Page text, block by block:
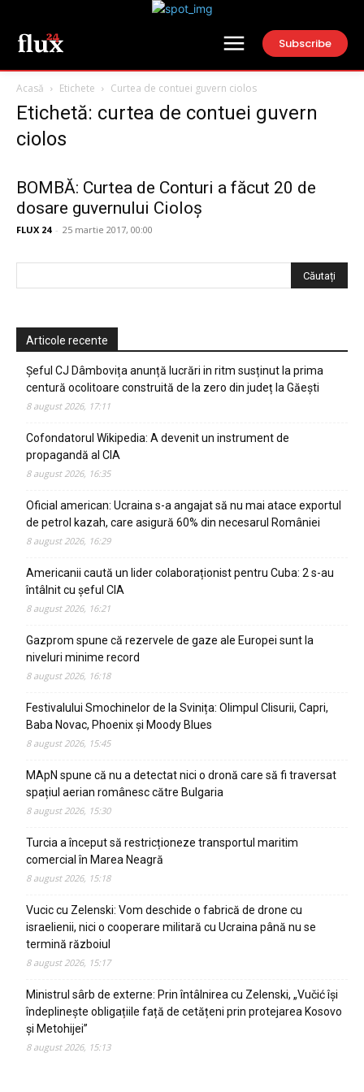
Subscribe
Acasă Etichete Curtea de contuei guvern ciolos
Etichetă: curtea de contuei guvern
ciolos
BOMBĂ: Curtea de Conturi a făcut 20 de
dosare guvernului Cioloș
FLUX 24 - 25 martie 2017, 00:00
Articole recente
Șeful CJ Dâmbovița anunță lucrări in ritm susținut la prima
centură ocolitoare construită de la zero din județ la Găești
8 august 2026, 17:11
Cofondatorul Wikipedia: A devenit un instrument de
propagandă al CIA
8 august 2026, 16:35
Oficial american: Ucraina s-a angajat să nu mai atace exportul
de petrol kazah, care asigură 60% din necesarul României
8 august 2026, 16:29
Americanii caută un lider colaboraționist pentru Cuba: 2 s-au
întâlnit cu șeful CIA
8 august 2026, 16:21
Gazprom spune că rezervele de gaze ale Europei sunt la
niveluri minime record
8 august 2026, 16:18
Festivalului Smochinelor de la Svinița: Olimpul Clisurii, Capri,
Baba Novac, Phoenix și Moody Blues
8 august 2026, 15:45
MApN spune că nu a detectat nici o dronă care să fi traversat
spațiul aerian românesc către Bulgaria
8 august 2026, 15:30
Turcia a început să restricționeze transportul maritim
comercial în Marea Neagră
8 august 2026, 15:18
Vucic cu Zelenski: Vom deschide o fabrică de drone cu
israelienii, nici o cooperare militară cu Ucraina până nu se
termină războiul
8 august 2026, 15:17
Ministrul sârb de externe: Prin întâlnirea cu Zelenski, „Vučić își
îndeplinește obligațiile față de cetățeni prin protejarea Kosovo
și Metohijei”
8 august 2026, 15:13